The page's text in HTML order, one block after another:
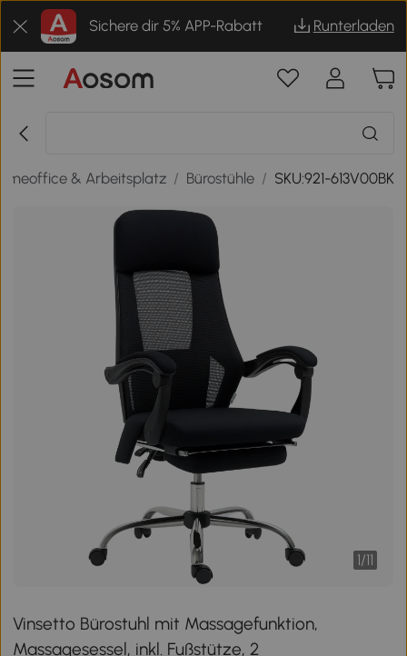
Sichere dir 5% APP-Rabatt Runterladen
& Arbeitsplatz / Bürostühle / SKU:921-613V00BK
1/11
Vinsetto Bürostuhl mit Massagefunktion,
Massagesessel, inkl. Fußstütze, 2